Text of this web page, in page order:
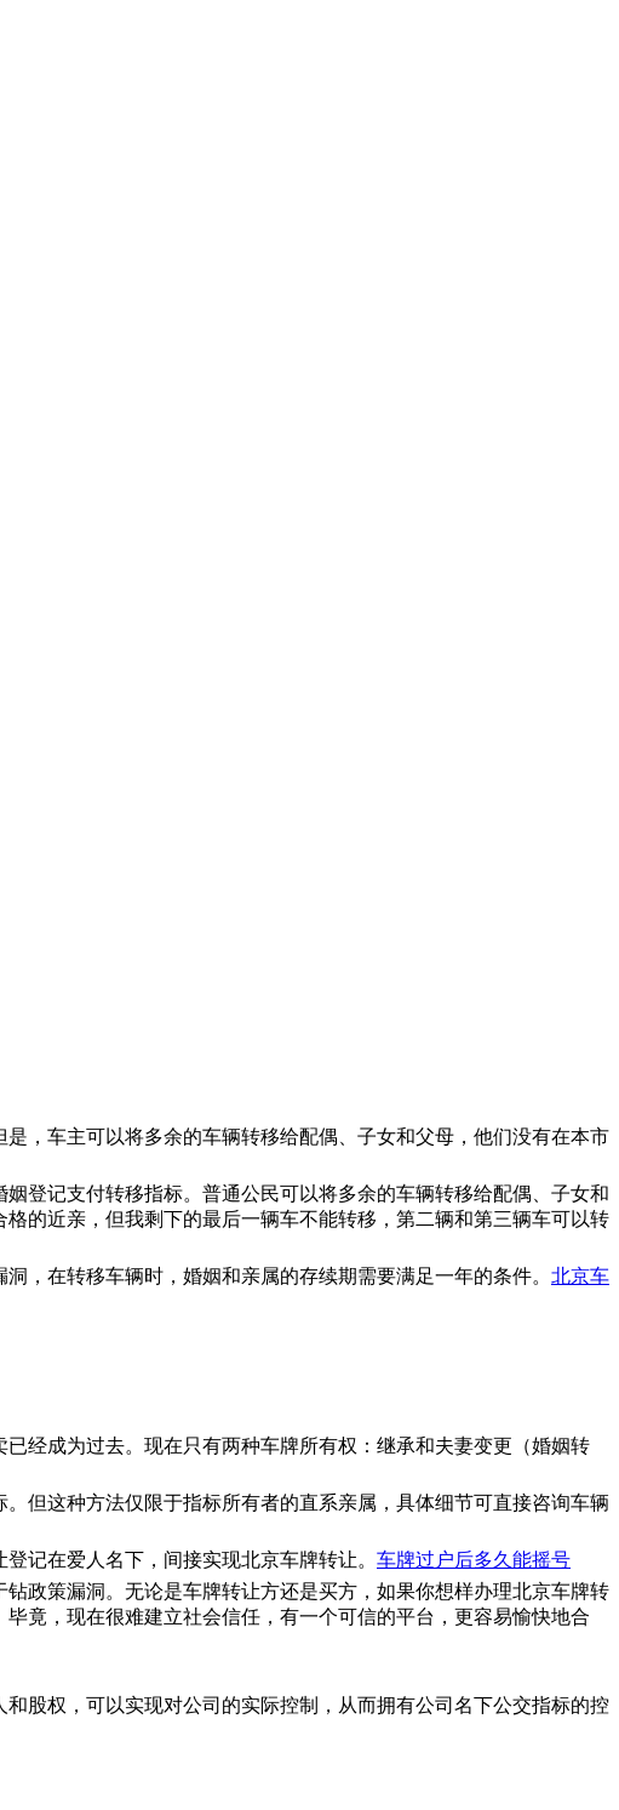
，车主可以将多余的车辆转移给配偶、子女和父母，他们没有在本市
登记支付转移指标。普通公民可以将多余的车辆转移给配偶、子女和
的近亲，但我剩下的最后一辆车不能转移，第二辆和第三辆车可以转
，在转移车辆时，婚姻和亲属的存续期需要满足一年的条件。 北京车
经成为过去。现在只有两种车牌所有权：继承和夫妻变更（婚姻转
但这种方法仅限于指标所有者的直系亲属，具体细节可直接咨询车辆
记在爱人名下，间接实现北京车牌转让。 车牌过户后多久能摇号
政策漏洞。无论是车牌转让方还是买方，如果你想样办理北京车牌转
竟，现在很难建立社会信任，有一个可信的平台，更容易愉快地合
股权，可以实现对公司的实际控制，从而拥有公司名下公交指标的控